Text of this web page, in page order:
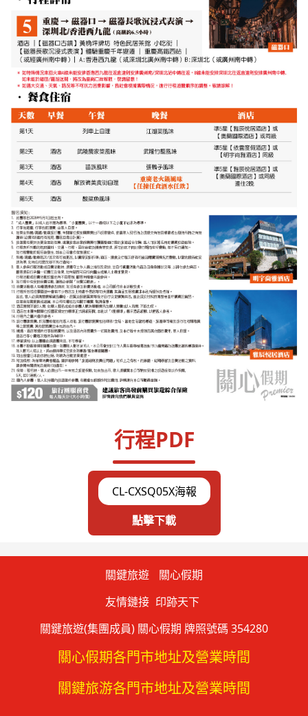
行程PDF
CL-CXSQ05X海報
點擊下載
關鍵旅遊
關心假期
友情鏈接 印跡天下
關鍵旅遊(集團成員) 關心假期 牌照號碼 354280
關心假期各門市地址及營業時間
關鍵旅游各門市地址及營業時間